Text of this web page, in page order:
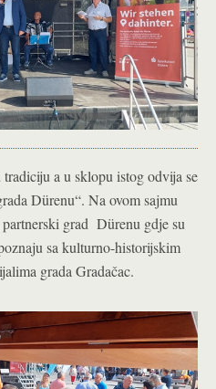
a u sklopu istog odvija se
Dürenu“. Na ovom sajmu
grad Dürenu gdje su
sa kulturno-historijskim
grada Gradačac.